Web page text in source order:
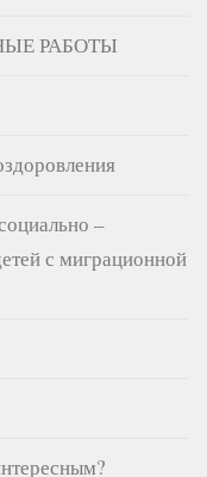
РАБОТЫ
–
с миграционной